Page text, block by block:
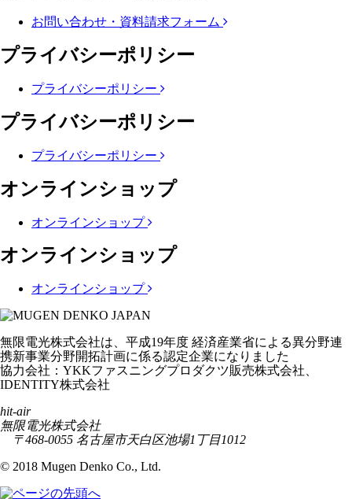
お問い合わせ・資料請求フォーム
プライバシーポリシー
プライバシーポリシー
プライバシーポリシー
プライバシーポリシー
オンラインショップ
オンラインショップ
オンラインショップ
オンラインショップ
無限電光株式会社は、平成19年度 経済産業省による異分野連
携新事業分野開拓計画に係る認定企業になりました
協力会社：YKKファスニングプロダクツ販売株式会社、
IDENTITY株式会社
hit-air
無限電光株式会社
〒468-0055 名古屋市天白区池場1丁目1012
© 2018 Mugen Denko Co., Ltd.